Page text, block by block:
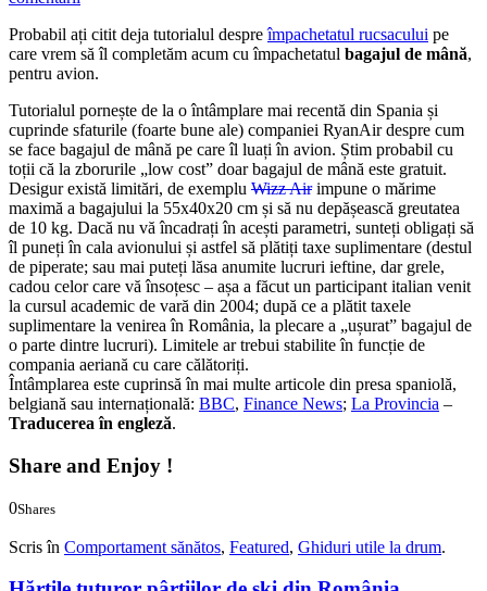
Probabil ați citit deja tutorialul despreîmpachetatul rucsacului pe
care vrem să îl completăm acum cu împachetatul bagajul de mână,
pentru avion.
Tutorialul pornește de la o întâmplare mai recentă din Spania și
cuprinde sfaturile (foarte bune ale) companiei RyanAir despre cum
se face bagajul de mână pe care îl luați în avion. Știm probabil cu
toții că la zborurile „low cost” doar bagajul de mână este gratuit.
Desigur există limitări, de exemplu Wizz Airimpune o mărime
maximă a bagajului la 55x40x20 cm și să nu depășească greutatea
de 10 kg. Dacă nu vă încadrați în acești parametri, sunteți obligați să
îl puneți în cala avionului și astfel să plătiți taxe suplimentare (destul
de piperate; sau mai puteți lăsa anumite lucruri ieftine, dar grele,
cadou celor care vă însoțesc – așa a făcut un participant italian venit
la cursul academic de vară din 2004; după ce a plătit taxele
suplimentare la venirea în România, la plecare a „ușurat” bagajul de
o parte dintre lucruri). Limitele ar trebui stabilite în funcție de
compania aeriană cu care călătoriți.
Întâmplarea este cuprinsă în mai multe articole din presa spaniolă,
belgiană sau internațională: BBC, Finance News; La Provincia –
Traducerea în engleză.
Share and Enjoy !
0Shares
Scris în Comportament sănătos, Featured, Ghiduri utile la drum.